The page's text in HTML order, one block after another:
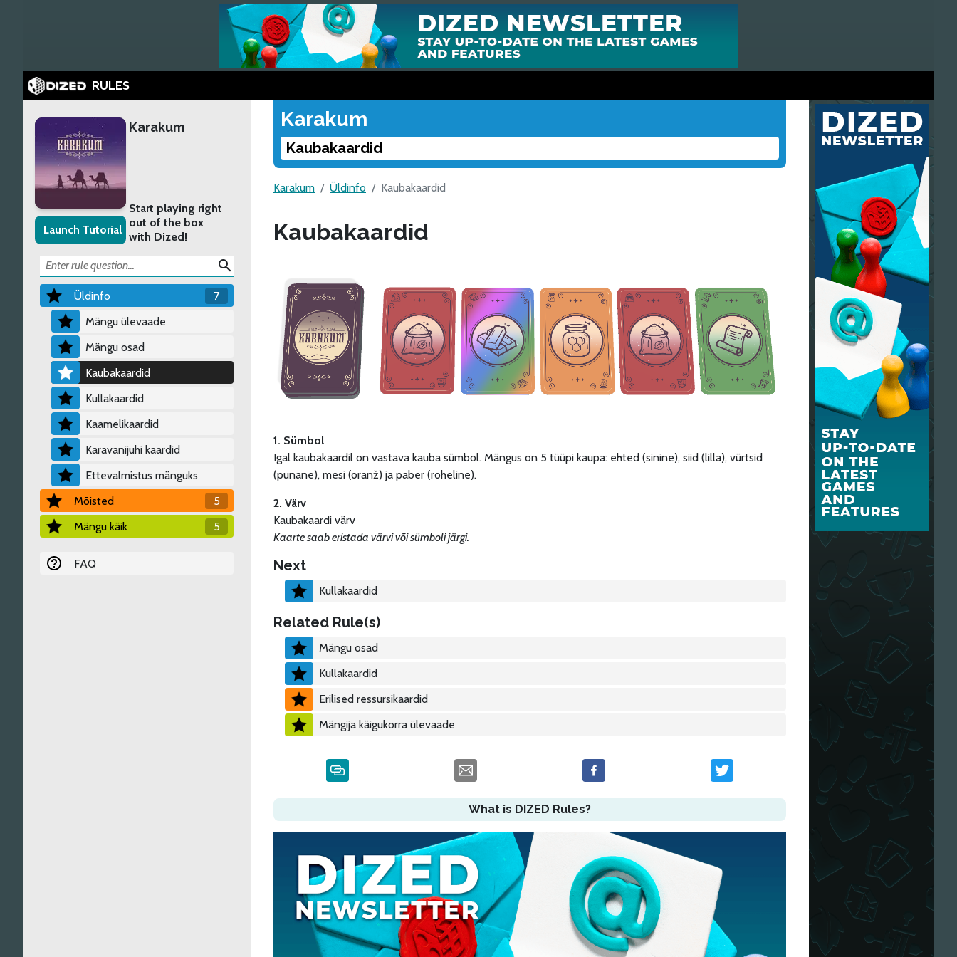
RULES
Launch Tutorial
Karakum
Start playing right
out of the box
with Dized!
search
Üldinfo
7
Mängu ülevaade
Mängu osad
Kaubakaardid
Kullakaardid
Kaamelikaardid
Karavanijuhi kaardid
Ettevalmistus mänguks
Mõisted
5
Mängu käik
5
FAQ
Karakum
Kaubakaardid
Karakum Üldinfo Kaubakaardid
Kaubakaardid
1. Sümbol
Igal kaubakaardil on vastava kauba sümbol. Mängus on 5 tüüpi kaupa: ehted (sinine), siid (lilla), vürtsid
(punane), mesi (oranž) ja paber (roheline).
2. Värv
Kaubakaardi värv
Kaarte saab eristada värvi või sümboli järgi.
Next
Kullakaardid
Related Rule(s)
Mängu osad
Kullakaardid
Erilised ressursikaardid
Mängija käigukorra ülevaade
What is DIZED Rules?